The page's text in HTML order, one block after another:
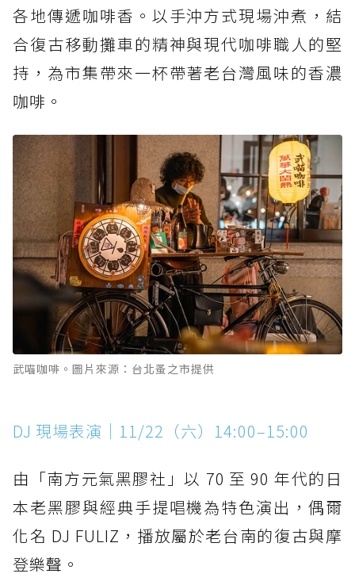
各地傳遞咖啡香。以手沖方式現場沖煮，結
合復古移動攤車的精神與現代咖啡職人的堅
持，為市集帶來一杯帶著老台灣風味的香濃
咖啡。
武喵咖啡。圖片來源：台北蚤之市提供
DJ 現場表演｜11/22（六）14:00–15:00
由「南方元氣黑膠社」以 70 至 90 年代的日
本老黑膠與經典手提唱機為特色演出，偶爾
化名 DJ FULIZ，播放屬於老台南的復古與摩
登樂聲。